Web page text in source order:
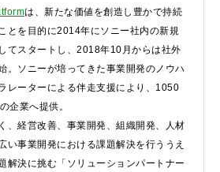
は、新たな価値を創造し豊かで持続
とを目的に2014年にソニー社内の新規
てスタートし、2018年10月からは社外
。ソニーが培ってきた事業開発のノウハ
レーターによる伴走支援により、1050
企業へ提供。
、経営改善、事業開発、組織開発、人材
い事業開発における課題解決を行ううえ
解決に挑む「ソリューションパートナー